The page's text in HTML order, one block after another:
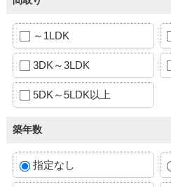
～1LDK
3DK～3LDK
5DK～5LDK以上
築年数
指定なし